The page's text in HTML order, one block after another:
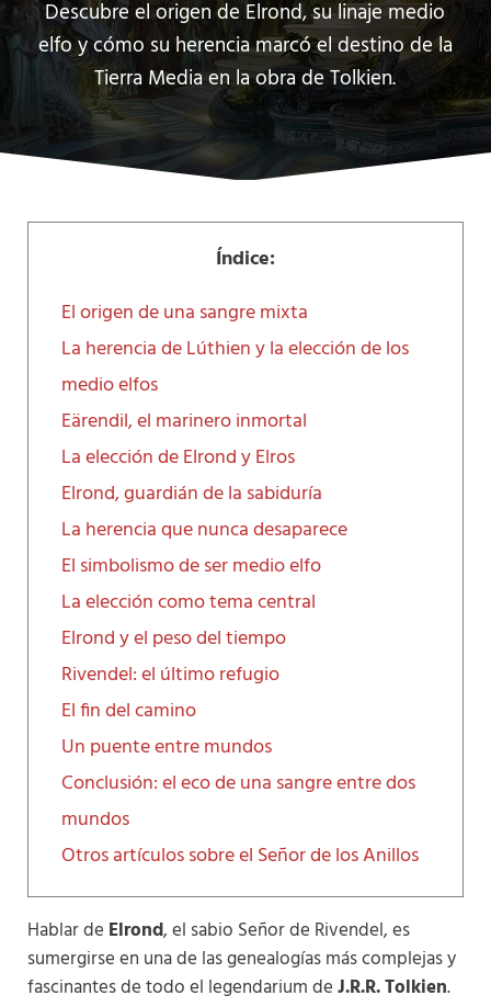
Descubre el origen de Elrond, su linaje medio
elfo y cómo su herencia marcó el destino de la
Tierra Media en la obra de Tolkien.
Índice:
El origen de una sangre mixta
La herencia de Lúthien y la elección de los
medio elfos
Eärendil, el marinero inmortal
La elección de Elrond y Elros
Elrond, guardián de la sabiduría
La herencia que nunca desaparece
El simbolismo de ser medio elfo
La elección como tema central
Elrond y el peso del tiempo
Rivendel: el último refugio
El fin del camino
Un puente entre mundos
Conclusión: el eco de una sangre entre dos
mundos
Otros artículos sobre el Señor de los Anillos
Hablar de Elrond, el sabio Señor de Rivendel, es
sumergirse en una de las genealogías más complejas y
fascinantes de todo el legendarium deJ.R.R. Tolkien.